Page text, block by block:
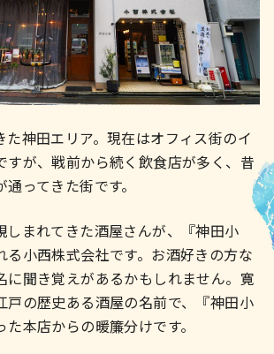
た神田エリア。現在はオフィス街のイ
すが、戦前から続く飲食店が多く、昔
ってきた街です。
しまれてきた酒屋さんが、『神田小
る小西株式会社です。お酒好きの方な
に聞き覚えがあるかもしれません。寛
戸の歴史ある酒屋の名前で、『神田小
本店からの暖簾分けです。